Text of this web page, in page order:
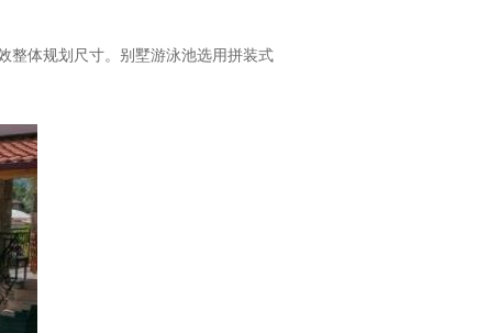
整体规划尺寸。别墅游泳池选用拼装式